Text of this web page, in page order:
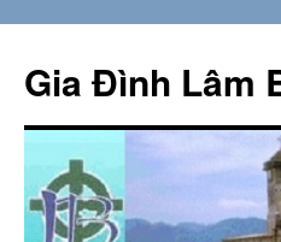
content
Gia Đình Lâm